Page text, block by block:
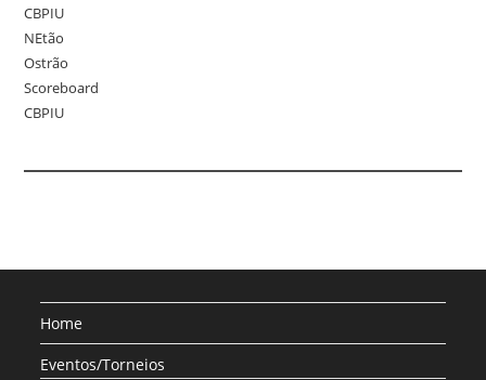
CBPIU
NEtão
Ostrão
Scoreboard
CBPIU
Home
Eventos/Torneios